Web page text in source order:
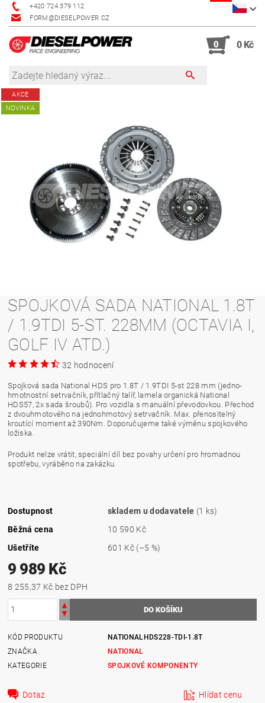
+420 724 379 112
FORM@DIESELPOWER.CZ
0 0 Kč
AKCE
NOVINKA
SPOJKOVÁ SADA NATIONAL 1.8T
/ 1.9TDI 5-ST. 228MM (OCTAVIA I,
GOLF IV ATD.)
32 hodnocení
Spojková sada National HDS pro 1.8T / 1.9TDI 5-st 228 mm (jedno-
hmotnostní setrvačník, přítlačný talíř, lamela organická National
HDS57, 2x sada šroubů). Pro vozidla s manuální převodovkou. Přechod
z dvouhmotového na jednohmotový setrvačník. Max. přenositelný
kroutící moment až 390Nm. Doporučujeme také výměnu spojkového
ložiska.
Produkt nelze vrátit, speciální díl bez povahy určení pro hromadnou
spotřebu, vyráběno na zakázku.
Dostupnost skladem u dodavatele (1 ks)
Běžná cena
10 590 Kč
Ušetříte
601 Kč (–5 %)
9 989 Kč
8 255,37 Kč bez DPH
KÓD PRODUKTU
NATIONALHDS228-TDI-1.8T
ZNAČKA
NATIONAL
KATEGORIE
SPOJKOVÉ KOMPONENTY
Dotaz Hlídat cenu